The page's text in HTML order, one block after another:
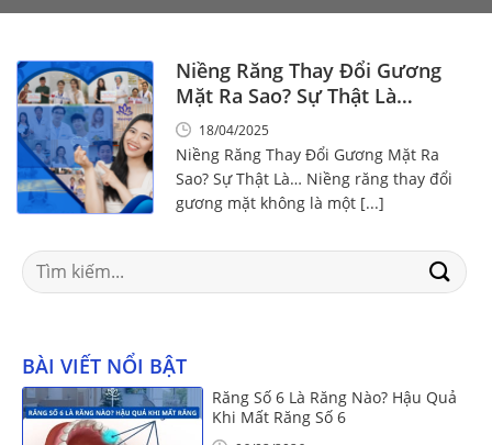
Niềng Răng Thay Đổi Gương
Mặt Ra Sao? Sự Thật Là…
18/04/2025
Niềng Răng Thay Đổi Gương Mặt Ra
Sao? Sự Thật Là… Niềng răng thay đổi
gương mặt không là một [...]
Search
for:
BÀI VIẾT NỔI BẬT
Răng Số 6 Là Răng Nào? Hậu Quả
Khi Mất Răng Số 6